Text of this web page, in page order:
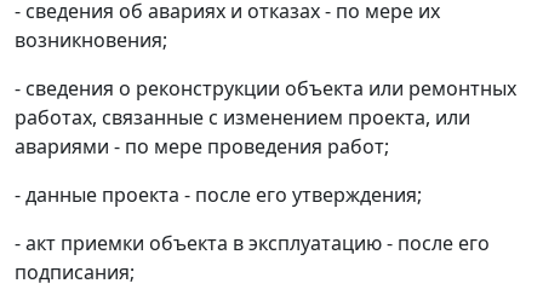
- сведения об авариях и отказах - по мере их
возникновения;
- сведения о реконструкции объекта или ремонтных
работах, связанные с изменением проекта, или
авариями - по мере проведения работ;
- данные проекта - после его утверждения;
- акт приемки объекта в эксплуатацию - после его
подписания;